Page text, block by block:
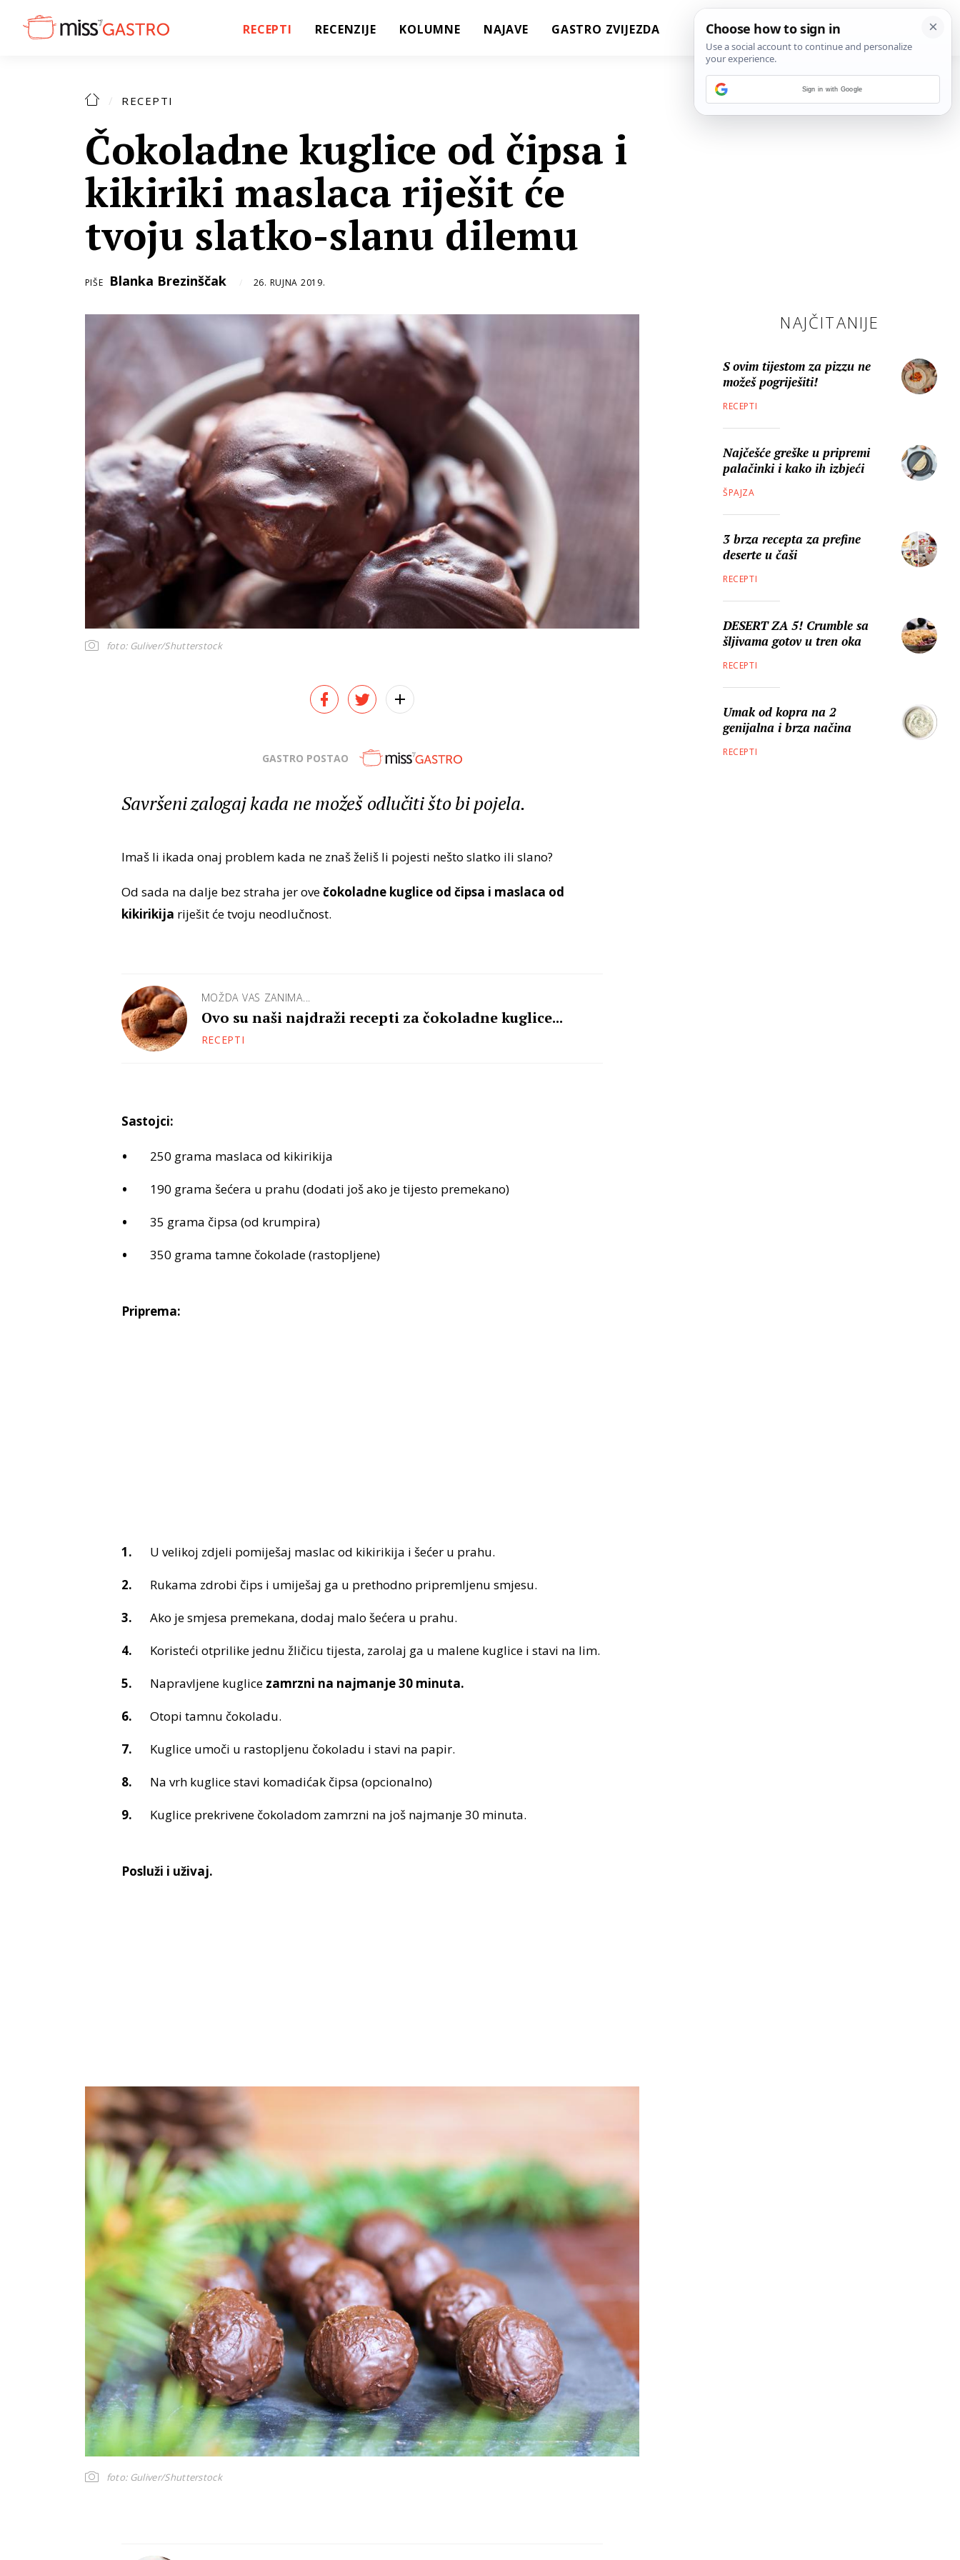
RECEPTI RECENZIJE KOLUMNE NAJAVE GASTRO ZVIJEZDA
RECEPTI
Čokoladne kuglice od čipsa i
kikiriki maslaca riješit će
tvoju slatko-slanu dilemu
PIŠE Blanka Brezinščak 26. RUJNA 2019.
foto: Guliver/Shutterstock
GASTRO POSTAO
Savršeni zalogaj kada ne možeš odlučiti što bi pojela.
Imaš li ikada onaj problem kada ne znaš želiš li pojesti nešto slatko ili slano?
Od sada na dalje bez straha jer ovečokoladne kuglice od čipsa i maslaca od
kikirikija riješit će tvoju neodlučnost.
MOŽDA VAS ZANIMA...
Ovo su naši najdraži recepti za čokoladne kuglice...
RECEPTI
Sastojci:
250 grama maslaca od kikirikija
190 grama šećera u prahu (dodati još ako je tijesto premekano)
35 grama čipsa (od krumpira)
350 grama tamne čokolade (rastopljene)
Priprema:
U velikoj zdjeli pomiješaj maslac od kikirikija i šećer u prahu.
Rukama zdrobi čips i umiješaj ga u prethodno pripremljenu smjesu.
Ako je smjesa premekana, dodaj malo šećera u prahu.
Koristeći otprilike jednu žličicu tijesta, zarolaj ga u malene kuglice i stavi na lim.
Napravljene kuglice zamrzni na najmanje 30 minuta.
Otopi tamnu čokoladu.
Kuglice umoči u rastopljenu čokoladu i stavi na papir.
Na vrh kuglice stavi komadićak čipsa (opcionalno)
Kuglice prekrivene čokoladom zamrzni na još najmanje 30 minuta.
Posluži i uživaj.
foto: Guliver/Shutterstock
NAJČITANIJE
S ovim tijestom za pizzu ne
možeš pogriješiti!
RECEPTI
Najčešće greške u pripremi
palačinki i kako ih izbjeći
ŠPAJZA
3 brza recepta za prefine
deserte u čaši
RECEPTI
DESERT ZA 5! Crumble sa
šljivama gotov u tren oka
RECEPTI
Umak od kopra na 2
genijalna i brza načina
RECEPTI
Sign in with Google